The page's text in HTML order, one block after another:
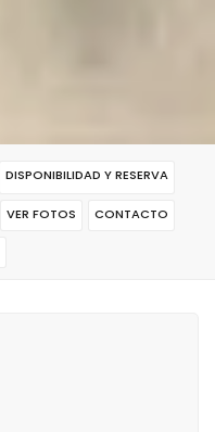
DISPONIBILIDAD Y RESERVA
VER FOTOS CONTACTO